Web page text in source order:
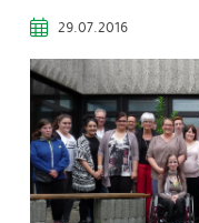
29.07.2016